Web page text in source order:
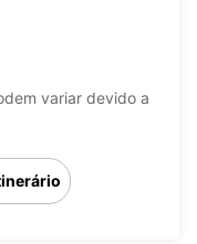
variar devido a